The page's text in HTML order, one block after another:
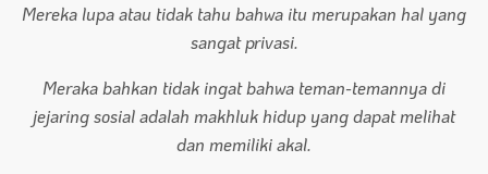
Mereka lupa atau tidak tahu bahwa itu merupakan hal yang
sangat privasi.
Meraka bahkan tidak ingat bahwa teman-temannya di
jejaring sosial adalah makhluk hidup yang dapat melihat
dan memiliki akal.